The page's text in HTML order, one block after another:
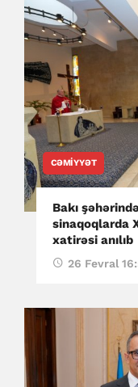
CƏMIYYƏT
Bakı
sinaqoqlarda
xatirəsi anılıb
26 Fevral